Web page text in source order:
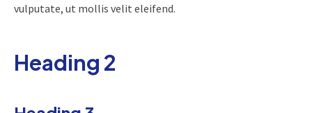
vulputate, ut mollis velit eleifend.
Heading 2